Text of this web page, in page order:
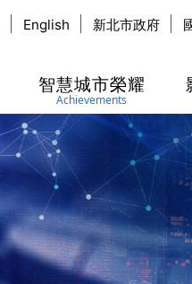
English 新北市政府
智慧城市榮耀
Achievements